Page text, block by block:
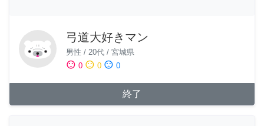
弓道大好きマン
男性 / 20代 / 宮城県
sentiment_satisfied 0 sentiment_neutral 0 sentiment_dissatisfied 0
終了